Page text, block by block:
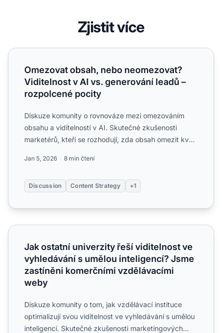
Zjistit více
Omezovat obsah, nebo neomezovat? Viditelnost v AI vs.
Omezovat obsah, nebo neomezovat?
Viditelnost v AI vs. generování leadů –
rozpolcené pocity
Diskuze komunity o rovnováze mezi omezováním
obsahu a viditelností v AI. Skutečné zkušenosti
marketérů, kteří se rozhodují, zda obsah omezit kvůli
Jan 5, 2026 8 min čtení
Discussion Content Strategy +1
Jak ostatní univerzity řeší viditelnost ve vyhledávání s
Jak ostatní univerzity řeší viditelnost ve
vyhledávání s umělou inteligencí? Jsme
zastíněni komerčními vzdělávacími
weby
Diskuze komunity o tom, jak vzdělávací instituce
optimalizují svou viditelnost ve vyhledávání s umělou
inteligencí. Skutečné zkušenosti marketingových